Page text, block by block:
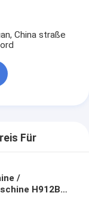
China straße
Für
/
H912B